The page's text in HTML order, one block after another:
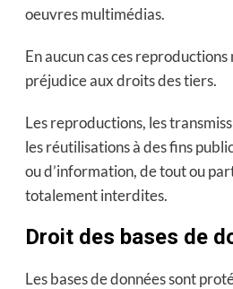
oeuvres multimédias.
En aucun cas ces
préjudice aux droits des tiers.
Les reproductions, les
les réutilisations à des fins
ou d’information, de tout ou
totalement interdites.
Droit des bases de
Les bases de données sont